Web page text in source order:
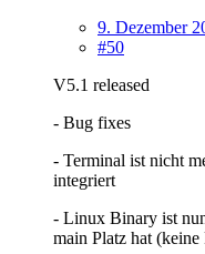
9. Dezember
#50
V5.1 released
- Bug fixes
- Terminal ist nicht
integriert
- Linux Binary ist
main Platz hat